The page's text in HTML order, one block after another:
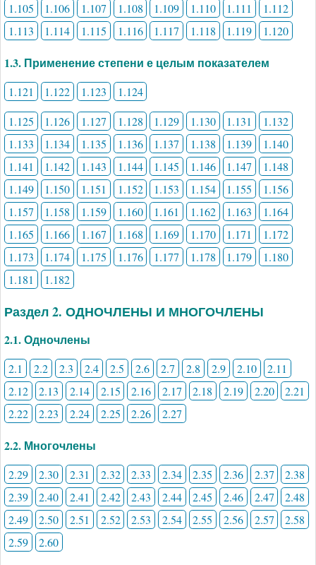
1.105
1.106 1.107 1.108 1.109 1.110 1.111
1.112
1.113
1.114 1.115 1.116 1.117 1.118 1.119 1.120
1.3. Применение степени е целым показателем
1.121 1.122 1.123
1.124
1.125
1.126 1.127 1.128 1.129 1.130 1.131
1.132
1.133
1.134 1.135 1.136 1.137 1.138 1.139
1.140
1.141
1.142 1.143 1.144 1.145 1.146 1.147
1.148
1.149
1.150 1.151 1.152 1.153 1.154 1.155
1.156
1.157
1.158 1.159 1.160 1.161 1.162 1.163
1.164
1.165
1.166 1.167 1.168 1.169 1.170 1.171
1.172
1.173
1.174 1.175 1.176 1.177 1.178 1.179
1.180
1.181
1.182
Раздел 2. ОДНОЧЛЕНЫ И МНОГОЧЛЕНЫ
2.1. Одночлены
2.1 2.2 2.3 2.4 2.5 2.6 2.7 2.8 2.9 2.10
2.11
2.12
2.13 2.14 2.15 2.16 2.17 2.18 2.19 2.20
2.21
2.22
2.23 2.24 2.25 2.26 2.27
2.2. Многочлены
2.29 2.30 2.31 2.32 2.33 2.34 2.35 2.36 2.37
2.38
2.39
2.40 2.41 2.42 2.43 2.44 2.45 2.46 2.47
2.48
2.49
2.50 2.51 2.52 2.53 2.54 2.55 2.56 2.57
2.58
2.59
2.60